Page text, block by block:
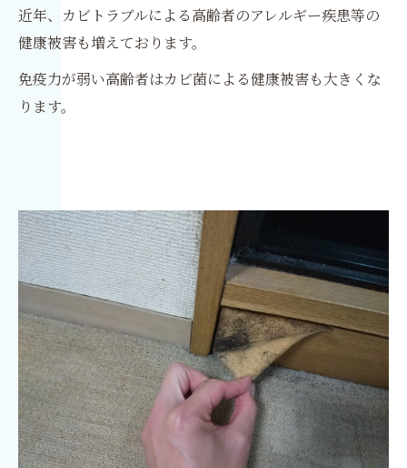
近年、カビトラブルによる高齢者のアレルギー疾患等の
健康被害も増えております。
免疫力が弱い高齢者はカビ菌による健康被害も大きくな
ります。